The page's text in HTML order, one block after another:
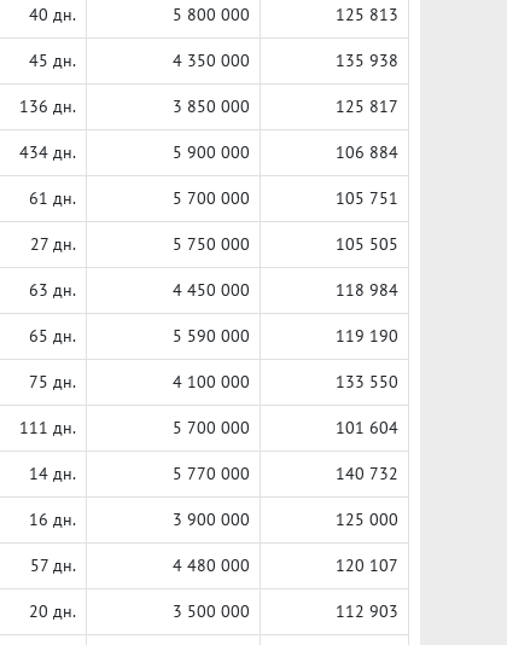
40 дн. 5 800 000 125 813
45 дн. 4 350 000 135 938
136 дн. 3 850 000 125 817
434 дн. 5 900 000 106 884
61 дн. 5 700 000 105 751
27 дн. 5 750 000 105 505
63 дн. 4 450 000 118 984
65 дн. 5 590 000 119 190
75 дн. 4 100 000 133 550
111 дн. 5 700 000 101 604
14 дн. 5 770 000 140 732
16 дн. 3 900 000 125 000
57 дн. 4 480 000 120 107
20 дн. 3 500 000 112 903